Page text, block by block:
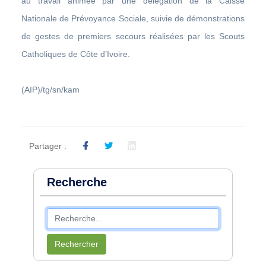
Nationale de Prévoyance Sociale, suivie de démonstrations
de gestes de premiers secours réalisées par les Scouts
Catholiques de Côte d’Ivoire.
(AIP)/tg/sn/kam
Partager :
Recherche
Rechercher